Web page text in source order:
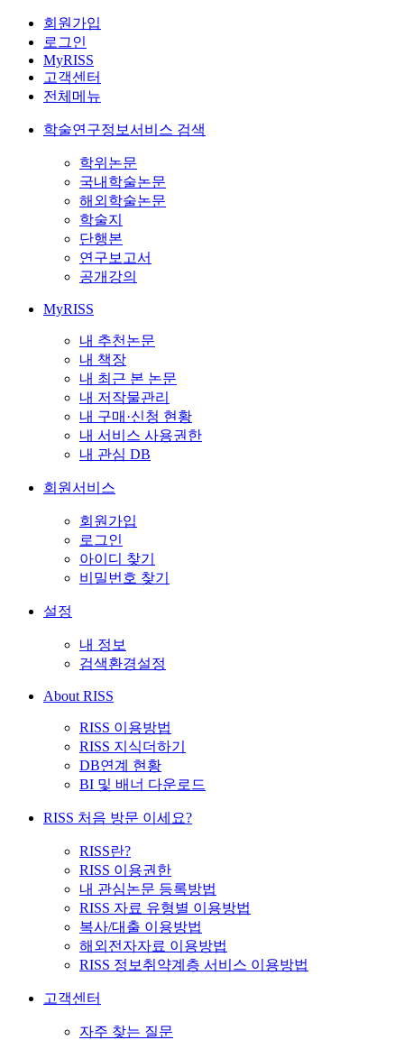
회원가입
로그인
MyRISS
고객센터
전체메뉴
학술연구정보서비스 검색
학위논문
국내학술논문
해외학술논문
학술지
단행본
연구보고서
공개강의
MyRISS
내 추천논문
내 책장
내 최근 본 논문
내 저작물관리
내 구매·신청 현황
내 서비스 사용권한
내 관심 DB
회원서비스
회원가입
로그인
아이디 찾기
비밀번호 찾기
설정
내 정보
검색환경설정
About RISS
RISS 이용방법
RISS 지식더하기
DB연계 현황
BI 및 배너 다운로드
RISS 처음 방문 이세요?
RISS란?
RISS 이용권한
내 관심논문 등록방법
RISS 자료 유형별 이용방법
복사/대출 이용방법
해외전자자료 이용방법
RISS 정보취약계층 서비스 이용방법
고객센터
자주 찾는 질문